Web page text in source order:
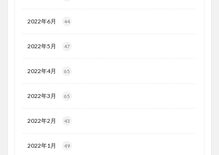
2022年6月 44
2022年5月 47
2022年4月 65
2022年3月 65
2022年2月 43
2022年1月 49